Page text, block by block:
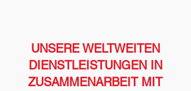
UNSERE WELTWEITEN
DIENSTLEISTUNGEN IN
ZUSAMMENARBEIT MIT